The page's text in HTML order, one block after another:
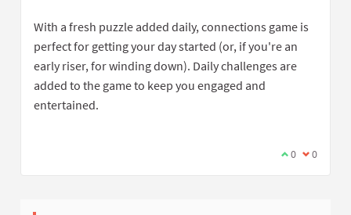
With a fresh puzzle added daily, connections game is
perfect for getting your day started (or, if you're an
early riser, for winding down). Daily challenges are
added to the game to keep you engaged and
entertained.
I agree with
0 I 0